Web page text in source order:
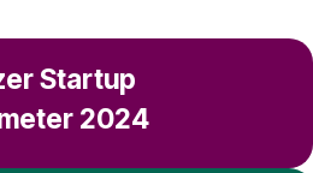
Startup
2024